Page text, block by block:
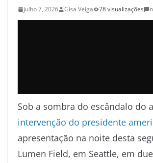
julho 7, 2026 Gisa Veiga 78 visualizações
Sob a sombra do escândalo do
intervenção do presidente
apresentação na noite desta
Lumen Field, em Seattle, em